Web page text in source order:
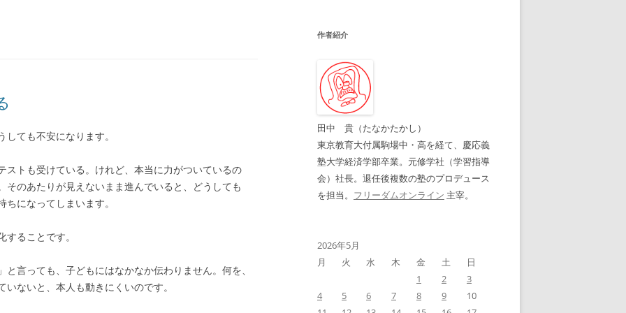
ても不安になります。
ストも受けている。けれど、本当に力がついているの
のあたりが見えないまま進んでいると、どうしても
になってしまいます。
ることです。
言っても、子どもにはなかなか伝わりません。何を、
ないと、本人も動きにくいのです。
作者紹介
田中 貴（たなかたかし）
東京教育大付属駒場中・高を経て、慶応義
塾大学経済学部卒業。元修学社（学習指導
会）社長。退任後複数の塾のプロデュース
を担当。 フリーダムオンライン 主宰。
2026年5月
月
火 水 木 金 土
日
1
2
3
4
5 6 7 8 9
10